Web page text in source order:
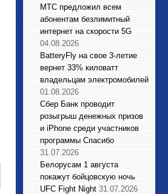
МТС предложил всем
абонентам безлимитный
интернет на скорости 5G
04.08.2026
BatteryFly на свое 3-летие
вернет 33% киловатт
владельцам электромобилей
01.08.2026
Сбер Банк проводит
розыгрыш денежных призов
и iPhone среди участников
программы Спасибо
31.07.2026
Белорусам 1 августа
покажут бойцовскую ночь
UFC Fight Night 31.07.2026